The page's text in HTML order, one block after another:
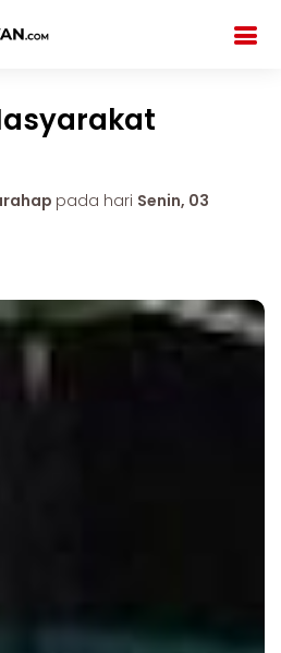
pada hari Senin, 03